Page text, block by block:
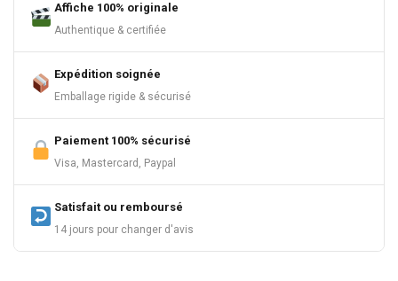
Affiche 100% originale
Authentique & certifiée
Expédition soignée
Emballage rigide & sécurisé
Paiement 100% sécurisé
Visa, Mastercard, Paypal
Satisfait ou remboursé
14 jours pour changer d'avis